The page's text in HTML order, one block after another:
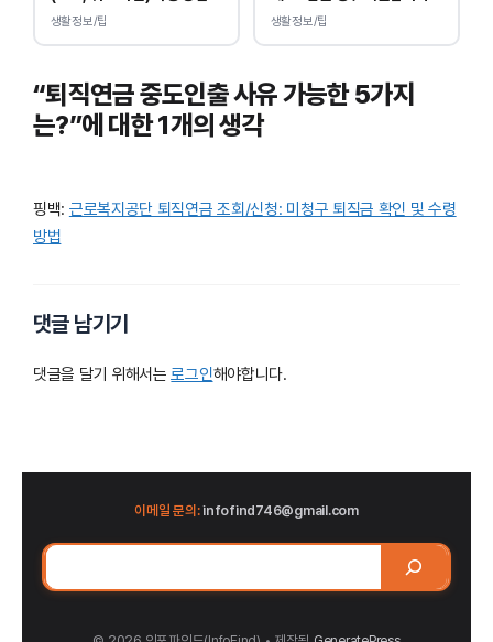
및 예시
생활정보/팁 생활정보/팁
“퇴직연금 중도인출 사유 가능한 5가지
는?”에 대한 1개의 생각
핑백: 근로복지공단 퇴직연금 조회/신청: 미청구 퇴직금 확인 및 수령
방법
댓글 남기기
댓글을 달기 위해서는로그인해야합니다.
이메일 문의:infofind746@gmail.com
검